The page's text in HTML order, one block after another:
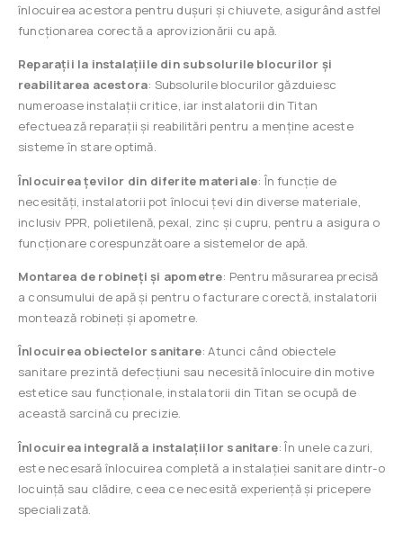
înlocuirea acestora pentru dușuri și chiuvete, asigurând astfel
funcționarea corectă a aprovizionării cu apă.
Reparații la instalațiile din subsolurile blocurilor și
reabilitarea acestora: Subsolurile blocurilor găzduiesc
numeroase instalații critice, iar instalatorii din Titan
efectuează reparații și reabilitări pentru a menține aceste
sisteme în stare optimă.
Înlocuirea țevilor din diferite materiale: În funcție de
necesități, instalatorii pot înlocui țevi din diverse materiale,
inclusiv PPR, polietilenă, pexal, zinc și cupru, pentru a asigura o
funcționare corespunzătoare a sistemelor de apă.
Montarea de robineți și apometre: Pentru măsurarea precisă
a consumului de apă și pentru o facturare corectă, instalatorii
montează robineți și apometre.
Înlocuirea obiectelor sanitare: Atunci când obiectele
sanitare prezintă defecțiuni sau necesită înlocuire din motive
estetice sau funcționale, instalatorii din Titan se ocupă de
această sarcină cu precizie.
Înlocuirea integrală a instalațiilor sanitare: În unele cazuri,
este necesară înlocuirea completă a instalației sanitare dintr-o
locuință sau clădire, ceea ce necesită experiență și pricepere
specializată.